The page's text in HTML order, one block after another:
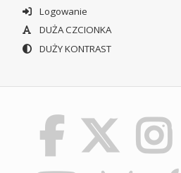
Logowanie
DUŻA CZCIONKA
DUŻY KONTRAST